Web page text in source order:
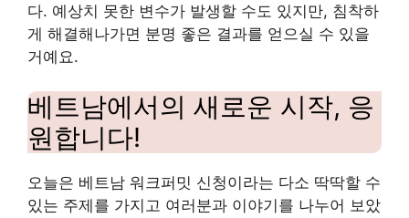
다. 예상치 못한 변수가 발생할 수도 있지만, 침착하
게 해결해나가면 분명 좋은 결과를 얻으실 수 있을
거예요.
베트남에서의 새로운 시작, 응
원합니다!
오늘은 베트남 워크퍼밋 신청이라는 다소 딱딱할 수
있는 주제를 가지고 여러분과 이야기를 나누어 보았